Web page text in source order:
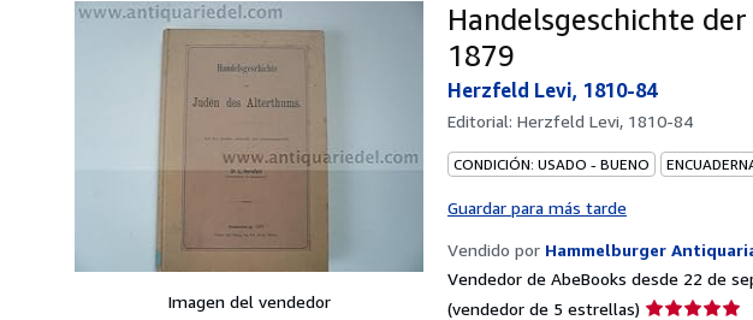
Imagen del vendedor
Handelsgeschichte
1879
Herzfeld Levi, 1810-84
Editorial: Herzfeld Levi, 1810-84
CONDICIÓN: USADO - BUENO
Guardar para más tarde
Vendido por Hammelburger
Vendedor de AbeBooks desde 22 de
(vendedor de 5 estrellas) Calificación